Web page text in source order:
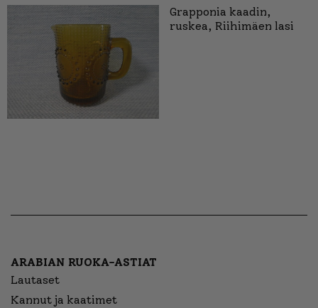
Grapponia kaadin,
ruskea, Riihimäen lasi
ARABIAN RUOKA-ASTIAT
Lautaset
Kannut ja kaatimet